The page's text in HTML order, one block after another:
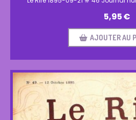
5,95€
AJOUTER AU